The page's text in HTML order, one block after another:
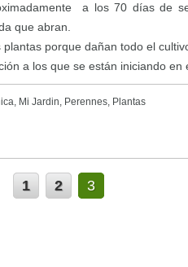
a los 70 días de
que abran.
porque dañan todo el
a los que se están iniciando en
, Mi Jardin, Perennes, Plantas
1 2 3